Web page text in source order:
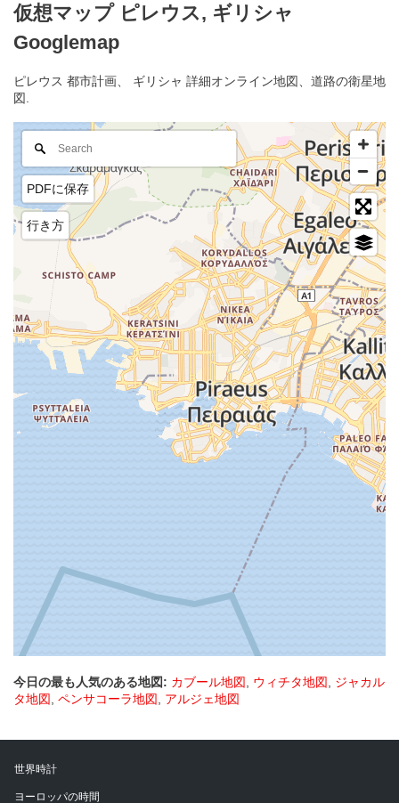
仮想マップ ピレウス, ギリシャ
Googlemap
ピレウス 都市計画、 ギリシャ 詳細オンライン地図、道路の衛星地
図.
PDFに保存
行き方
今日の最も人気のある地図: カブール地図, ウィチタ地図, ジャカル
タ地図, ペンサコーラ地図, アルジェ地図
世界時計
ヨーロッパの時間